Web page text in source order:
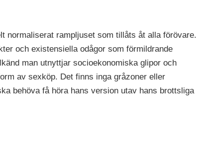
normaliserat rampljuset som tillåts åt alla förövare.
och existensiella odågor som förmildrande
man utnyttjar socioekonomiska glipor och
av sexköp. Det finns inga gråzoner eller
behöva få höra hans version utav hans brottsliga